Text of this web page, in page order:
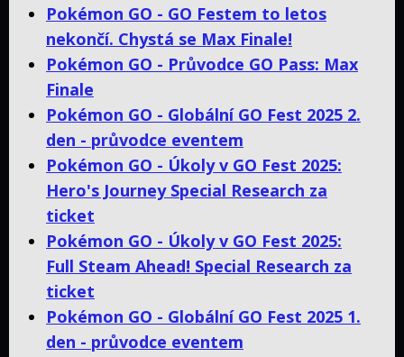
Pokémon GO - GO Festem to letos
nekončí. Chystá se Max Finale!
Pokémon GO - Průvodce GO Pass: Max
Finale
Pokémon GO - Globální GO Fest 2025 2.
den - průvodce eventem
Pokémon GO - Úkoly v GO Fest 2025:
Hero's Journey Special Research za
ticket
Pokémon GO - Úkoly v GO Fest 2025:
Full Steam Ahead! Special Research za
ticket
Pokémon GO - Globální GO Fest 2025 1.
den - průvodce eventem